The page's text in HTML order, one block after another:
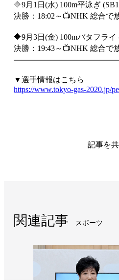
🔷9月1日(水) 100m平泳ぎ
決勝：18:02～📺NHK 総合で
🔷9月3日(金) 100mバタフライ
決勝：19:43～📺NHK 総合で
▼選手情報はこちら
https://www.tokyo-gas-2020.jp/
記事を
関連記事 スポーツ